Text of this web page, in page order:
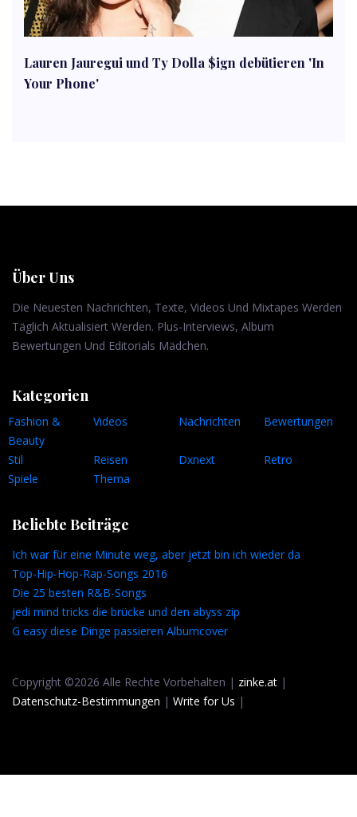
Lauren Jauregui und Ty Dolla $ign debütieren 'In
Your Phone'
Über Uns
Die Neuesten Nachrichten, Texte, Videos Und Mixtapes Werden
Täglich Aktualisiert Werden. Plus-Interviews, Album
Bewertungen Und Editorials Mädchen.
Kategorien
Fashion &
Beauty
Videos Nachrichten Bewertungen
Stil Reisen Dxnext
Retro
Spiele
Thema
Beliebte Beiträge
Ich war für eine Minute weg, aber jetzt bin ich wieder da
Top-Hip-Hop-Rap-Songs 2016
Die 25 besten R&B-Songs
jedi mind tricks die brücke und den abyss zip
G easy diese Dinge passieren Albumcover
Copyright ©2026 Alle Rechte Vorbehalten | zinke.at |
Datenschutz-Bestimmungen | Write for Us |